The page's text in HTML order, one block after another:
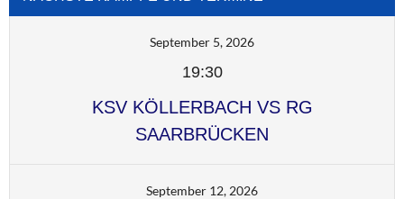
September 5, 2026
19:30
KSV KÖLLERBACH VS RG
SAARBRÜCKEN
September 12, 2026